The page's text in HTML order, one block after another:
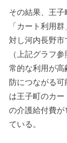
その結果、王子
「カート利用
対し河内長野
（上記グラフ
常的な利用が
防につながる
は王子町のカ
の介護給付費
ている。